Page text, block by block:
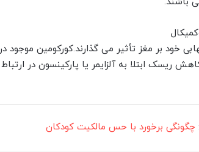
خود بر مغز تأثیر می گذارند.کورکومین موجود در
ریسک ابتلا به آلزایمر یا پارکینسون در ارتباط
چگونگی برخورد با حس مالکیت کودکان